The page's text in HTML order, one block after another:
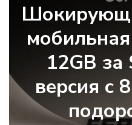
12GB
версия с